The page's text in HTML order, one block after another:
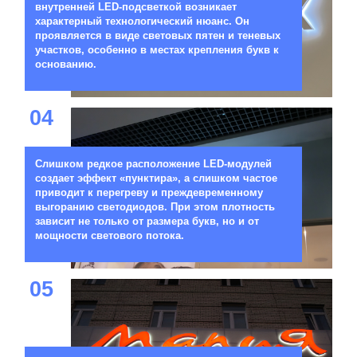
внутренней LED-подсветкой возникает
характерный технологический нюанс. Он
проявляется в виде световых пятен и теневых
участков, особенно в местах крепления букв к
основанию.
04
Слишком редкое расположение LED-модулей
создает эффект «пунктира», а слишком частое
приводит к перегреву и преждевременному
выгоранию светодиодов. При этом плотность
зависит не только от размера букв, но и от
мощности светового потока.
05